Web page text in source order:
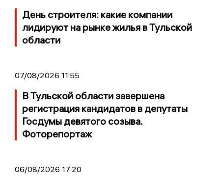
День строителя: какие компании
лидируют на рынке жилья в Тульской
области
07/08/2026 11:55
В Тульской области завершена
регистрация кандидатов в депутаты
Госдумы девятого созыва.
Фоторепортаж
06/08/2026 17:20